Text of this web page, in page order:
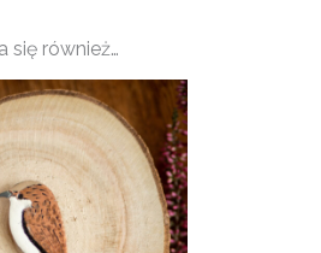
się również…